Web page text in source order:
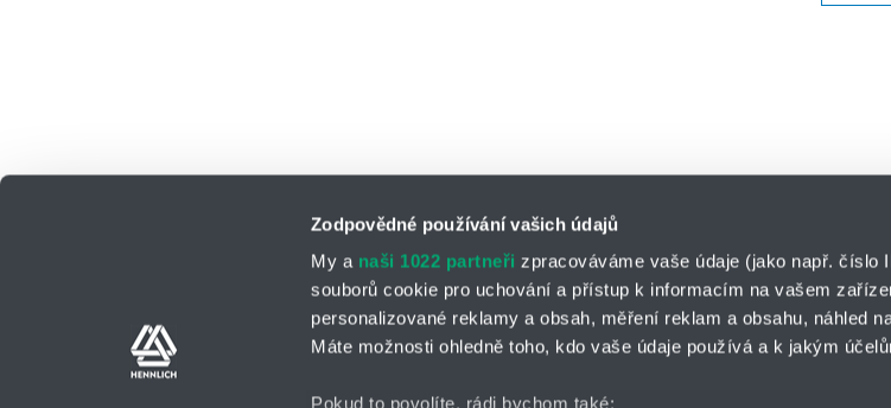
Zodpovědné používání vašich údajů
My a naši 1022 partneři zpracováváme vaše údaje (jako např. číslo
souborů cookie pro uchování a přístup k informacím na vašem
personalizované reklamy a obsah, měření reklam a obsahu, náhled
Máte možnosti ohledně toho, kdo vaše údaje používá a k jakým
Pokud to povolíte, rádi bychom také:
Kontaktní osoby Kontaktní formulář